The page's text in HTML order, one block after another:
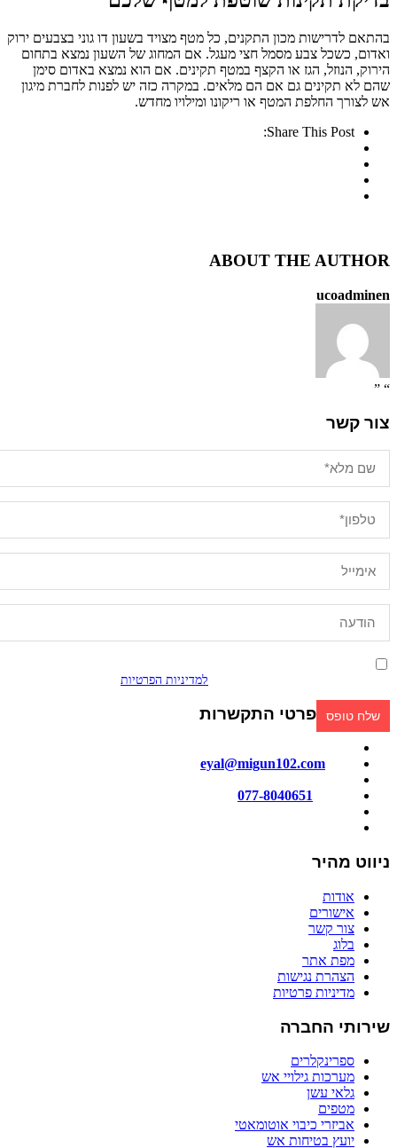
בהתאם לדרישות מכון התקנים, כל מטף מצויד בשעון דו גוני בצבעים ירוק
ואדום, כשכל צבע מסמל חצי מעגל. אם המחוג של השעון נמצא בתחום
הירוק, הנוזל, הגז או הקצף במטף תקינים. אם הוא נמצא באדום סימן
שהם לא תקינים גם אם הם מלאים. במקרה כזה יש לפנות לחברת מיגון
אש לצורך החלפת המטף או ריקונו ומילויו מחדש.
Share This Post:
ABOUT THE AUTHOR
ucoadminen
“ ”
צור קשר
למדיניות הפרטיות
פרטי התקשרות
eyal@migun102.com
077-8040651
ניווט מהיר
אודות
אישורים
צור קשר
בלוג
מפת אתר
הצהרת נגישות
מדיניות פרטיות
שירותי החברה
ספרינקלרים
מערכות גילויי אש
גלאי עשן
מטפים
אביזרי כיבוי אוטומאטי
יועץ בטיחות אש